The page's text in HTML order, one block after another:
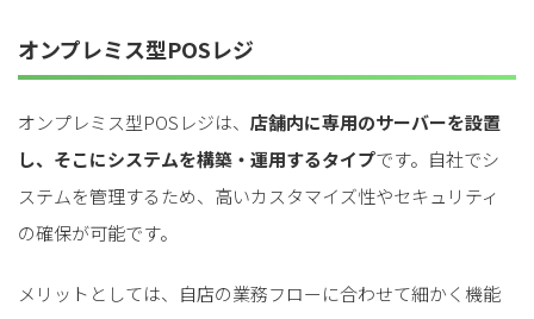
オンプレミス型POSレジ
オンプレミス型POSレジは、 店舗内に専用のサーバーを設置
し、そこにシステムを構築・運用するタイプです。自社でシ
ステムを管理するため、高いカスタマイズ性やセキュリティ
の確保が可能です。
メリットとしては、自店の業務フローに合わせて細かく機能